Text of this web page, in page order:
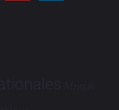
Afrique